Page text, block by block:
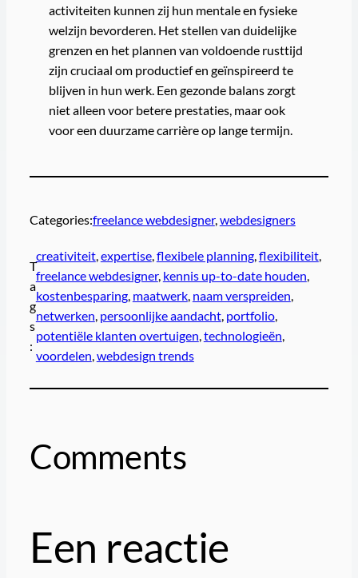
activiteiten kunnen zij hun mentale en fysieke
welzijn bevorderen. Het stellen van duidelijke
grenzen en het plannen van voldoende rusttijd
zijn cruciaal om productief en geïnspireerd te
blijven in hun werk. Een gezonde balans zorgt
niet alleen voor betere prestaties, maar ook
voor een duurzame carrière op lange termijn.
Categories:freelance webdesigner, webdesigners
T
a
g
s
:
creativiteit, expertise, flexibele planning, flexibiliteit,
freelance webdesigner, kennis up-to-date houden,
kostenbesparing, maatwerk, naam verspreiden,
netwerken, persoonlijke aandacht, portfolio,
potentiële klanten overtuigen, technologieën,
voordelen, webdesign trends
Comments
Een reactie